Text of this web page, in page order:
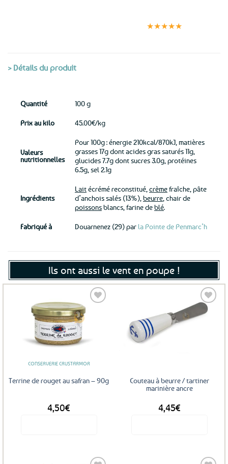
★★★★★
> Détails du produit
Quantité 100 g
Prix au kilo 45.00€/kg
Valeurs
nutritionnelles
Pour 100g : énergie 210kcal/870kJ, matières
grasses 17g dont acides gras saturés 11g,
glucides 7.7g dont sucres 3.0g, protéines
6.5g, sel 2.1g
Ingrédients
Laitécrémé reconstitué, crèmefraîche, pâte
d’anchois salés (13%), beurre , chair de
poissonsblancs, farine deblé.
Fabriqué à Douarnenez (29) parla Pointe de Penmarc’h
Ils ont aussi le vent en poupe !
favoris
CONSERVERIE CRUSTARMOR
Terrine de rouget au safran – 90g
4,50€
Couteau à beurre / tartiner
marinière ancre
4,45€